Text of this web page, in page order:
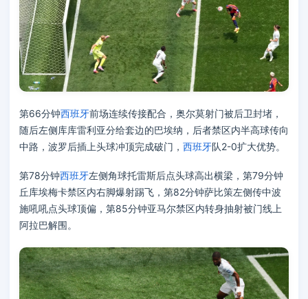
第66分钟西班牙前场连续传接配合，奥尔莫射门被后卫封堵，
随后左侧库库雷利亚分给套边的巴埃纳，后者禁区内半高球传向
中路，波罗后插上头球冲顶完成破门， 西班牙队2-0扩大优势。
第78分钟西班牙左侧角球托雷斯后点头球高出横梁，第79分钟
丘库埃梅卡禁区内右脚爆射踢飞，第82分钟萨比策左侧传中波
施吼吼点头球顶偏，第85分钟亚马尔禁区内转身抽射被门线上
阿拉巴解围。